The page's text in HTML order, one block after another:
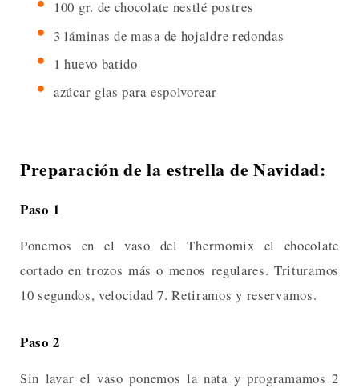
100 gr. de chocolate nestlé postres
3 láminas de masa de hojaldre redondas
1 huevo batido
azúcar glas para espolvorear
Preparación de la estrella de Navidad:
Paso 1
Ponemos en el vaso del Thermomix el chocolate
cortado en trozos más o menos regulares. Trituramos
10 segundos, velocidad 7. Retiramos y reservamos.
Paso 2
Sin lavar el vaso ponemos la nata y programamos 2